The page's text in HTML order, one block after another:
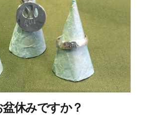
休みですか？